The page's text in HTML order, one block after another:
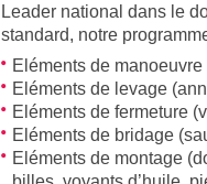
Leader national dans le
standard, notre
Eléments de
Eléments de levage
Eléments de fermeture
Eléments de bridage
Eléments de montage